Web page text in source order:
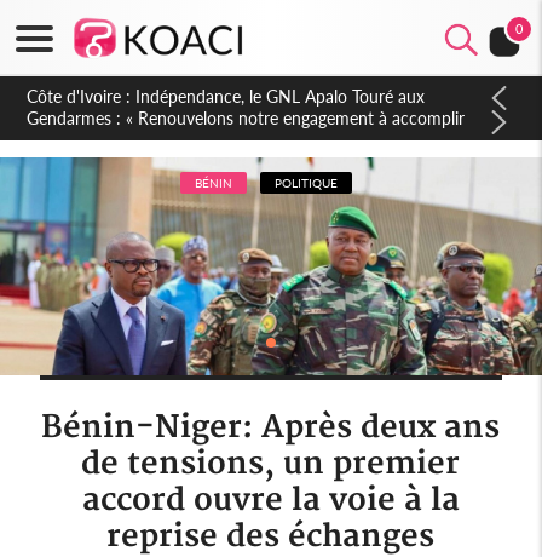
0
Sierra Leone : Un projet de réforme constitutionnelle en
gestation, points clés des amendements, un exclu d'avance
BÉNIN POLITIQUE
Bénin-Niger: Après deux ans
de tensions, un premier
accord ouvre la voie à la
reprise des échanges